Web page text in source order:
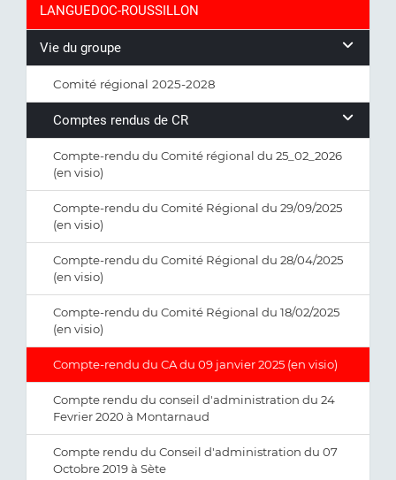
LANGUEDOC-ROUSSILLON
Vie du groupe
Comité régional 2025-2028
Comptes rendus de CR
Compte-rendu du Comité régional du 25_02_2026
(en visio)
Compte-rendu du Comité Régional du 29/09/2025
(en visio)
Compte-rendu du Comité Régional du 28/04/2025
(en visio)
Compte-rendu du Comité Régional du 18/02/2025
(en visio)
Compte-rendu du CA du 09 janvier 2025 (en visio)
Compte rendu du conseil d'administration du 24
Fevrier 2020 à Montarnaud
Compte rendu du Conseil d'administration du 07
Octobre 2019 à Sète